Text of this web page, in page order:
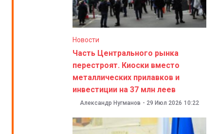
Новости
Часть Центрального рынка
перестроят. Киоски вместо
металлических прилавков и
инвестиции на 37 млн леев
Александр Нугманов - 29 Июл 2026 10:22